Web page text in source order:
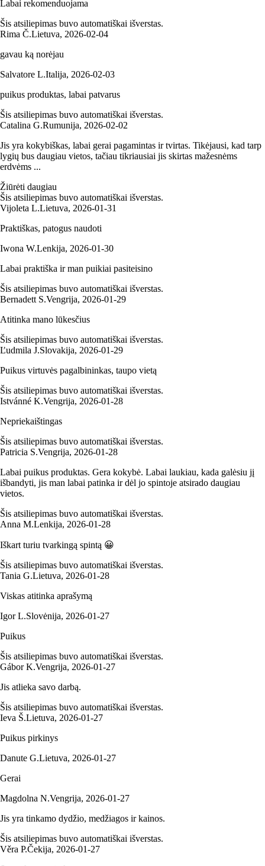
Labai rekomenduojama
Šis atsiliepimas buvo automatiškai išverstas.
Rima Č.Lietuva, 2026‑02‑04
gavau ką norėjau
Salvatore L.Italija, 2026‑02‑03
puikus produktas, labai patvarus
Šis atsiliepimas buvo automatiškai išverstas.
Catalina G.Rumunija, 2026‑02‑02
Jis yra kokybiškas, labai gerai pagamintas ir tvirtas. Tikėjausi, kad tarp
lygių bus daugiau vietos, tačiau tikriausiai jis skirtas mažesnėms
erdvėms ...
Žiūrėti daugiau
Šis atsiliepimas buvo automatiškai išverstas.
Vijoleta L.Lietuva, 2026‑01‑31
Praktiškas, patogus naudoti
Iwona W.Lenkija, 2026‑01‑30
Labai praktiška ir man puikiai pasiteisino
Šis atsiliepimas buvo automatiškai išverstas.
Bernadett S.Vengrija, 2026‑01‑29
Atitinka mano lūkesčius
Šis atsiliepimas buvo automatiškai išverstas.
Ľudmila J.Slovakija, 2026‑01‑29
Puikus virtuvės pagalbininkas, taupo vietą
Šis atsiliepimas buvo automatiškai išverstas.
Istvánné K.Vengrija, 2026‑01‑28
Nepriekaištingas
Šis atsiliepimas buvo automatiškai išverstas.
Patricia S.Vengrija, 2026‑01‑28
Labai puikus produktas. Gera kokybė. Labai laukiau, kada galėsiu jį
išbandyti, jis man labai patinka ir dėl jo spintoje atsirado daugiau
vietos.
Šis atsiliepimas buvo automatiškai išverstas.
Anna M.Lenkija, 2026‑01‑28
Iškart turiu tvarkingą spintą 😀
Šis atsiliepimas buvo automatiškai išverstas.
Tania G.Lietuva, 2026‑01‑28
Viskas atitinka aprašymą
Igor L.Slovėnija, 2026‑01‑27
Puikus
Šis atsiliepimas buvo automatiškai išverstas.
Gábor K.Vengrija, 2026‑01‑27
Jis atlieka savo darbą.
Šis atsiliepimas buvo automatiškai išverstas.
Ieva Š.Lietuva, 2026‑01‑27
Puikus pirkinys
Danute G.Lietuva, 2026‑01‑27
Gerai
Magdolna N.Vengrija, 2026‑01‑27
Jis yra tinkamo dydžio, medžiagos ir kainos.
Šis atsiliepimas buvo automatiškai išverstas.
Věra P.Čekija, 2026‑01‑27